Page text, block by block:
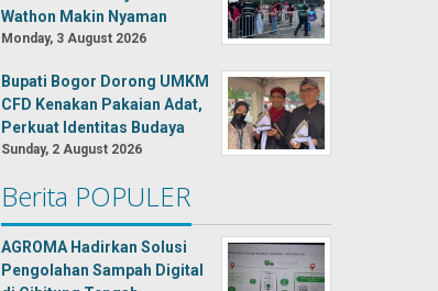
Wathon Makin Nyaman
Monday, 3 August 2026
Bupati Bogor Dorong UMKM
CFD Kenakan Pakaian Adat,
Perkuat Identitas Budaya
Sunday, 2 August 2026
Berita POPULER
AGROMA Hadirkan Solusi
Pengolahan Sampah Digital